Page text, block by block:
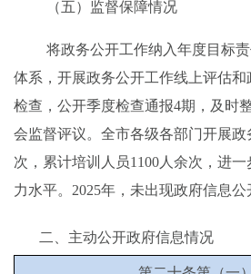
（五）监督保障情况
将政务公开工作纳入年度目标
体系，开展政务公开工作线上评估和
检查，公开季度检查通报4期， 及时
会监督评议。全市各级各部门开展政
次 ， 累计培训人员1100 人余次，进一
力水平。 2025年，未出现政府信息公
二、 主动公开政府信息情况